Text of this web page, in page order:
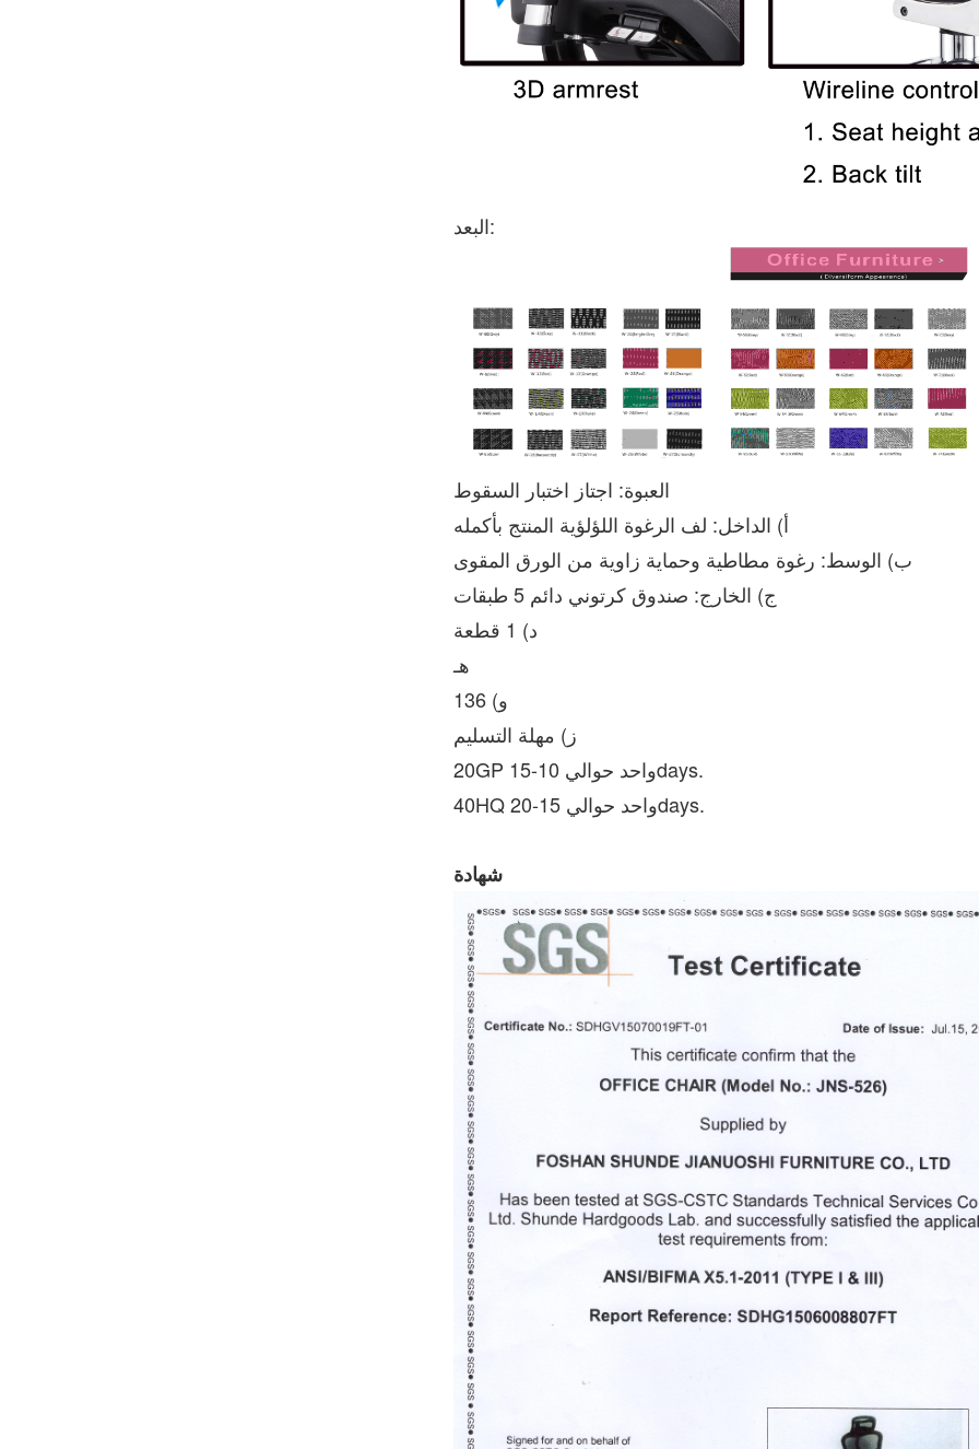
البعد:
العبوة: اجتاز اختبار السقوط
أ) الداخل: لف الرغوة اللؤلؤية المنتج بأكمله
ب) الوسط: رغوة مطاطية وحماية زاوية من الورق المقوى
ج) الخارج: صندوق كرتوني دائم 5 طبقات
20GP واحد حوالي 10-15days.
40HQ واحد حوالي 15-20days.